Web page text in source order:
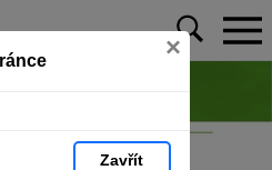
×
Zavřít